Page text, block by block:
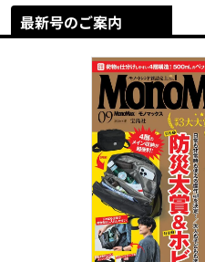
最新号のご案内